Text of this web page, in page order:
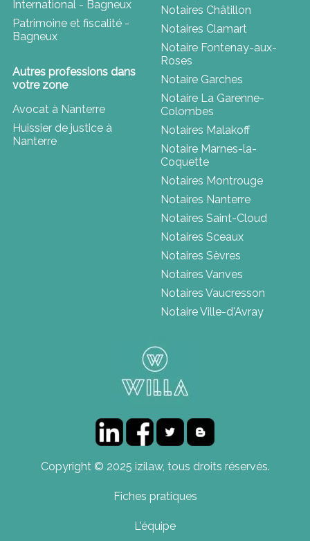
International - Bagneux
Patrimoine et fiscalité -
Bagneux
Autres professions dans
votre zone
Avocat à Nanterre
Huissier de justice à
Nanterre
Notaires Châtillon
Notaires Clamart
Notaire Fontenay-aux-
Roses
Notaire Garches
Notaire La Garenne-
Colombes
Notaires Malakoff
Notaire Marnes-la-
Coquette
Notaires Montrouge
Notaires Nanterre
Notaires Saint-Cloud
Notaires Sceaux
Notaires Sèvres
Notaires Vanves
Notaires Vaucresson
Notaire Ville-d'Avray
Copyright © 2025 izilaw, tous droits réservés.
Fiches pratiques
L'équipe